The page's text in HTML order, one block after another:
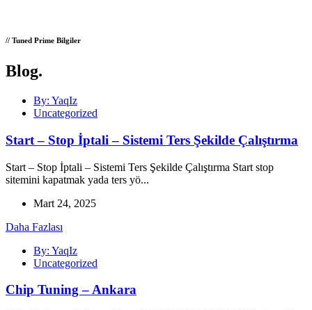
// Tuned Prime Bilgiler
Blog.
By: YaqIz
Uncategorized
Start – Stop İptali – Sistemi Ters Şekilde Çalıştırma
Start – Stop İptali – Sistemi Ters Şekilde Çalıştırma Start stop
sitemini kapatmak yada ters yö...
Mart 24, 2025
Daha Fazlası
By: YaqIz
Uncategorized
Chip Tuning – Ankara